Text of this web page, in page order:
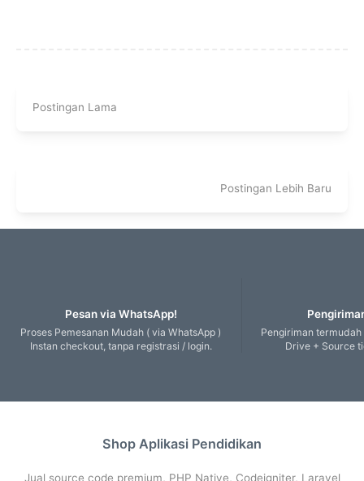
Postingan Lama
Postingan Lebih Baru
Pesan via WhatsApp!
Proses Pemesanan Mudah ( via WhatsApp )
Instan checkout, tanpa registrasi / login.
Pengiriman
Drive + Source
Shop Aplikasi Pendidikan
Jual source code premium, PHP Native, Codeigniter, Laravel